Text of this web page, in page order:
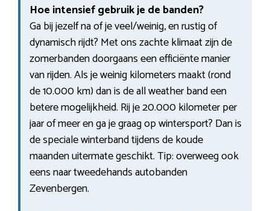
Hoe intensief gebruik je de banden?
Ga bij jezelf na of je veel/weinig, en rustig of
dynamisch rijdt? Met ons zachte klimaat zijn de
zomerbanden doorgaans een efficiënte manier
van rijden. Als je weinig kilometers maakt (rond
de 10.000 km) dan is de all weather band een
betere mogelijkheid. Rij je 20.000 kilometer per
jaar of meer en ga je graag op wintersport? Dan is
de speciale winterband tijdens de koude
maanden uitermate geschikt. Tip: overweeg ook
eens naar tweedehands autobanden
Zevenbergen.